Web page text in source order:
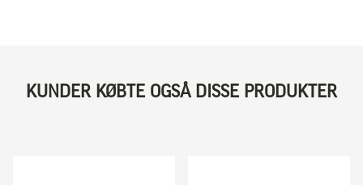
KUNDER KØBTE OGSÅ DISSE PRODUKTER